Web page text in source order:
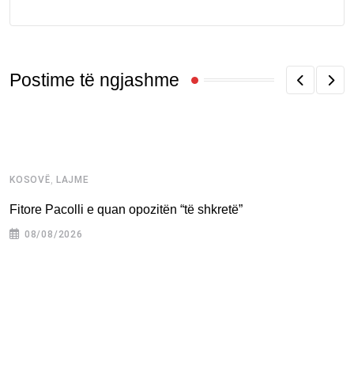
Postime të ngjashme
KOSOVË, LAJME
Fitore Pacolli e quan opozitën “të shkretë”
08/08/2026